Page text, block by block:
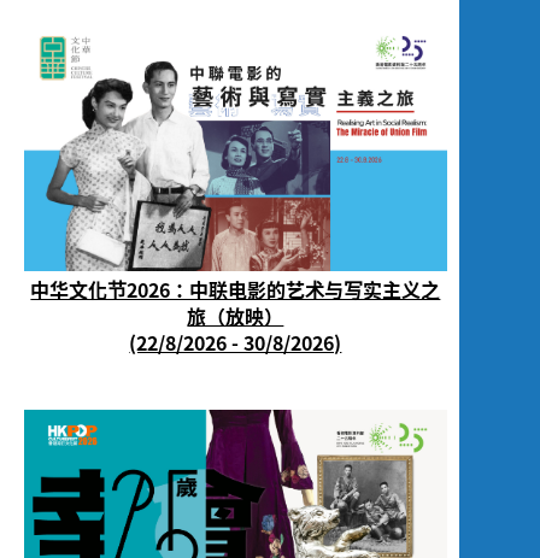
中华文化节2026：中联电影的艺术与写实主义之
旅（放映）
(22/8/2026 - 30/8/2026)